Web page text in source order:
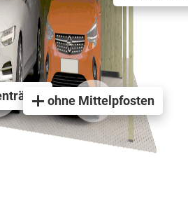
ohne Mittelpfosten